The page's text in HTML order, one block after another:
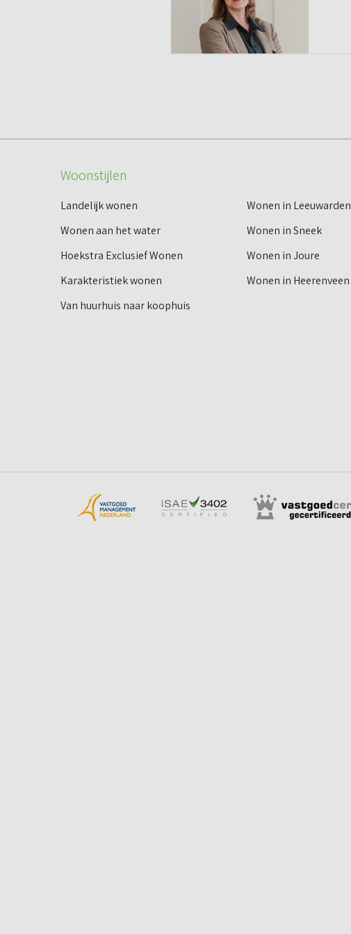
Woonstijlen
Landelijk wonen
Wonen in Leeuwarden
Wonen aan het water
Wonen in Sneek
Hoekstra Exclusief Wonen
Wonen in Joure
Karakteristiek wonen
Wonen in Heerenveen
Van huurhuis naar koophuis